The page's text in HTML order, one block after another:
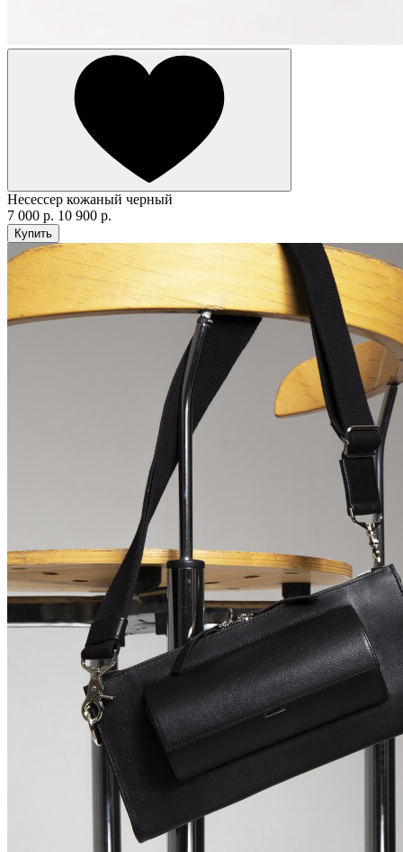
Несессер кожаный черный
7 000 р. 10 900 р.
Купить